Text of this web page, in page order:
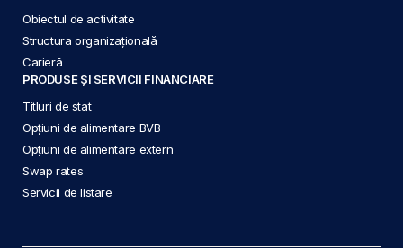
Obiectul de activitate
Structura organizațională
Carieră
PRODUSE ȘI SERVICII FINANCIARE
Titluri de stat
Opțiuni de alimentare BVB
Opțiuni de alimentare extern
Swap rates
Servicii de listare